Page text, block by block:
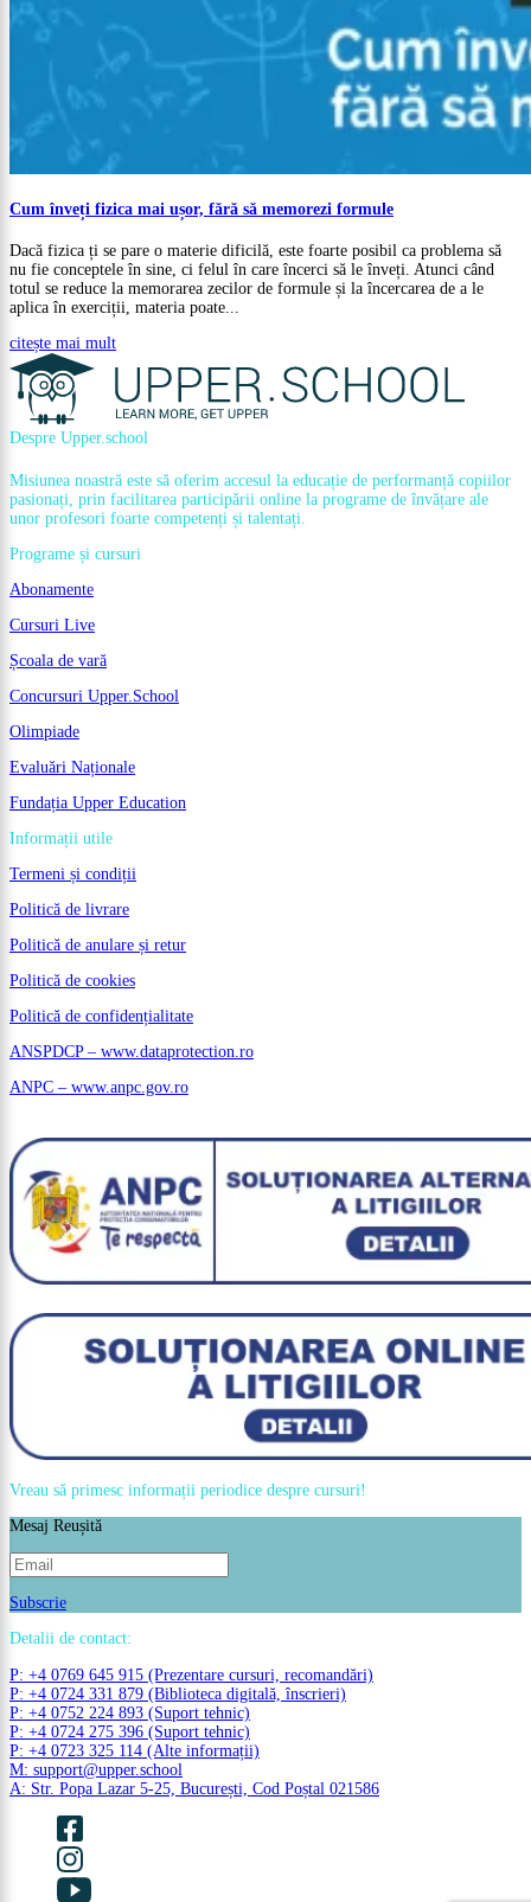
Cum înveți fizica mai ușor, fără să memorezi formule
Dacă fizica ți se pare o materie dificilă, este foarte posibil ca problema să
nu fie conceptele în sine, ci felul în care încerci să le înveți. Atunci când
totul se reduce la memorarea zecilor de formule și la încercarea de a le
aplica în exerciții, materia poate...
citește mai mult
Despre Upper.school
Misiunea noastră este să oferim accesul la educație de performanță copiilor
pasionați, prin facilitarea participării online la programe de învățare ale
unor profesori foarte competenți și talentați.
Programe și cursuri
Abonamente
Cursuri Live
Școala de vară
Concursuri Upper.School
Olimpiade
Evaluări Naționale
Fundația Upper Education
Informații utile
Termeni și condiții
Politică de livrare
Politică de anulare și retur
Politică de cookies
Politică de confidențialitate
ANSPDCP – www.dataprotection.ro
ANPC – www.anpc.gov.ro
Vreau să primesc informații periodice despre cursuri!
Mesaj Reușită
Subscrie
Detalii de contact:
P: +4 0769 645 915 (Prezentare cursuri, recomandări)
P: +4 0724 331 879 (Biblioteca digitală, înscrieri)
P: +4 0752 224 893 (Suport tehnic)
P: +4 0724 275 396 (Suport tehnic)
P: +4 0723 325 114 (Alte informații)
M: support@upper.school
A: Str. Popa Lazar 5-25, București, Cod Poștal 021586